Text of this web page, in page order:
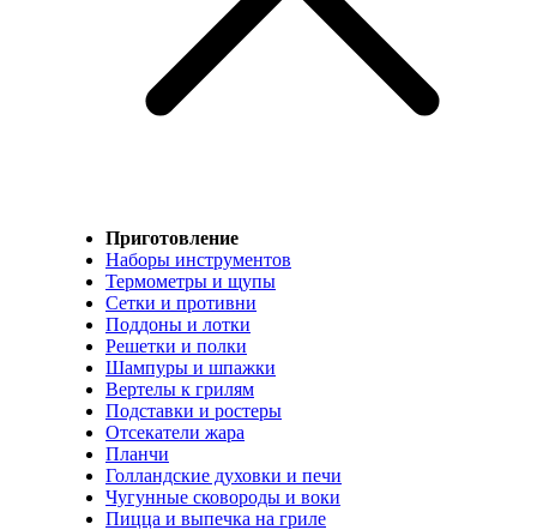
Приготовление
Наборы инструментов
Термометры и щупы
Сетки и противни
Поддоны и лотки
Решетки и полки
Шампуры и шпажки
Вертелы к грилям
Подставки и ростеры
Отсекатели жара
Планчи
Голландские духовки и печи
Чугунные сковороды и воки
Пицца и выпечка на гриле